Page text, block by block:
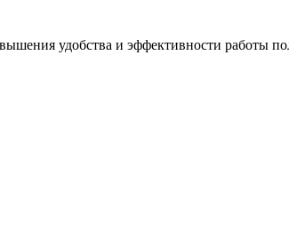
удобства и эффективности работы